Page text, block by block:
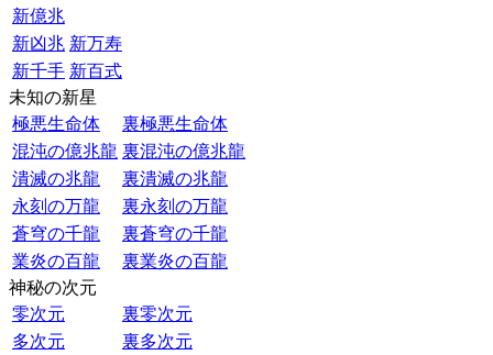
新億兆
新凶兆 新万寿
新千手 新百式
未知の新星
極悪生命体
裏極悪生命体
混沌の億兆龍 裏混沌の億兆龍
潰滅の兆龍
裏潰滅の兆龍
永刻の万龍
裏永刻の万龍
蒼穹の千龍
裏蒼穹の千龍
業炎の百龍
裏業炎の百龍
神秘の次元
零次元
裏零次元
多次元
裏多次元